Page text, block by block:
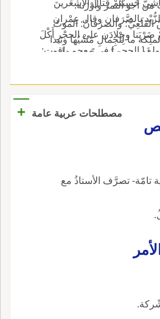
حَسِبْتُمْ قِتالَ الأَشْعَرينَ
بالصَّرَفان وقال عِمْران
ضَرْبَنا وجِلادَن على الحجْرِ أَكْلَ
[ الحجر ] في معجم ياقوت:
وبالضم، أسما مواضع.
أَجو التمر وأَوْزَنه.
والصرَفانُ: الموتُ
ما لِلْجِمالِ مَشْيُها وئيدا
أَمْ صَرَفاناً بارِداً شَديدا أَم
اَبو عبيد: ولم يكن يهدى لها
شيء أَحَبّ إليها من التمر الصرَفان وأَنشد ولما أَتَتْها
منسوبة، وقيل بالدال
مصطلحات عربية عامة +
تامّة- تصرَّف الأستاذُ مع